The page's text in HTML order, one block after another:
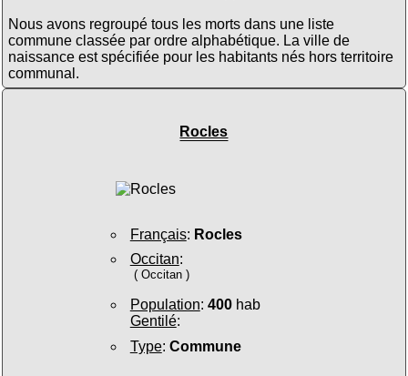
Nous avons regroupé tous les morts dans une liste
commune classée par ordre alphabétique. La ville de
naissance est spécifiée pour les habitants nés hors territoire
communal.
Rocles
Français: Rocles
Occitan:
( Occitan )
Population: 400hab
Gentilé:
Type: Commune